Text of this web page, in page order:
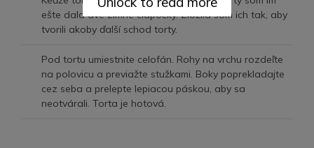
ešte dala dve zimné čiapočky. Zložila som ich tak, aby
tvorili akoby ďalší schod torty.
Pod tortu umiestnite celofán. Rohy na vrchu rozdeľte
na polovicu a previažte stužkami. Boky poprekladajte
cez seba a prelepte lepiacou páskou, aby sa
neotvárali. Torta je hotová.